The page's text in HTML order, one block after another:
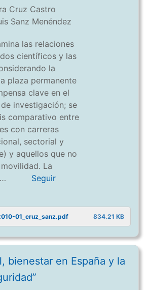
Cruz Castro
Sanz Menéndez
las relaciones
científicos y las
la
plaza permanente
clave en el
investigación; se
comparativo entre
con carreras
sectorial y
y aquellos que no
La
Seguir
01_cruz_sanz.pdf 834.21 KB
bienestar en España y la